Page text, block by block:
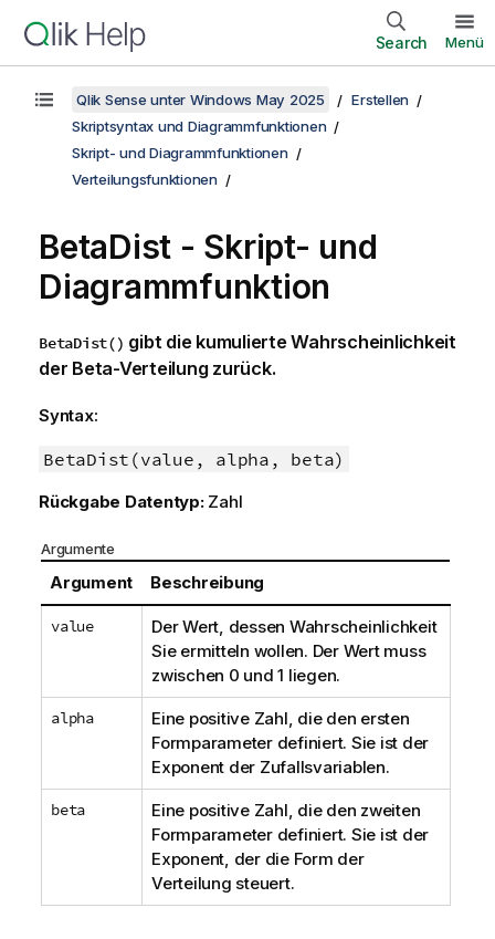
Search Menü
Qlik Sense unter Windows May 2025
Erstellen
Skriptsyntax und Diagrammfunktionen
Skript- und Diagrammfunktionen
Verteilungsfunktionen
BetaDist - Skript- und
Diagrammfunktion
BetaDist() gibt die kumulierte Wahrscheinlichkeit
der Beta-Verteilung zurück.
Syntax:
BetaDist(value, alpha, beta)
Rückgabe Datentyp: Zahl
Argumente
Argument Beschreibung
value
Der Wert, dessen Wahrscheinlichkeit
Sie ermitteln wollen. Der Wert muss
zwischen 0 und 1 liegen.
alpha
Eine positive Zahl, die den ersten
Formparameter definiert. Sie ist der
Exponent der Zufallsvariablen.
beta
Eine positive Zahl, die den zweiten
Formparameter definiert. Sie ist der
Exponent, der die Form der
Verteilung steuert.